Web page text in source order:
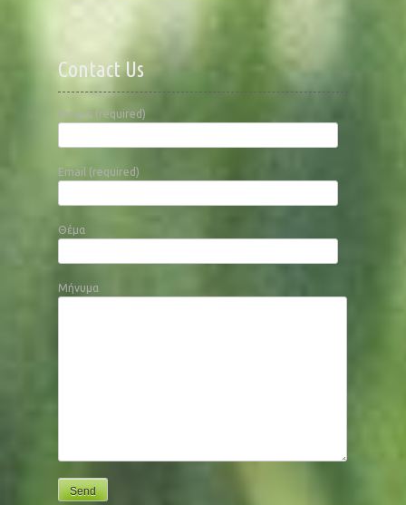
Contact Us
Όνομα (required)
Email (required)
Θέμα
Μήνυμα